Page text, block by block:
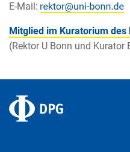
E-Mail:
Mitglied im Kuratorium
(Rektor U Bonn und Kurator